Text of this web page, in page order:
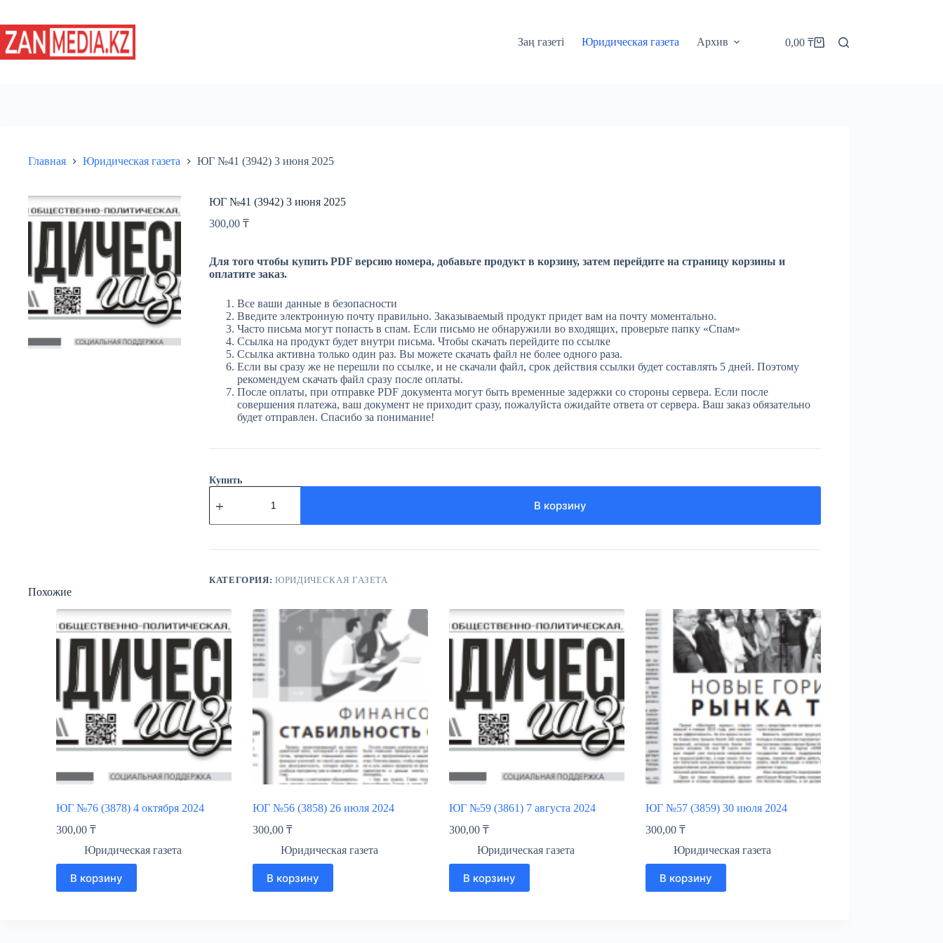
сути
Заң газеті
Юридическая газета Архив Корзина
0,00 ₸
Главная Юридическая газета ЮГ №41 (3942) 3 июня 2025
ЮГ №41 (3942) 3 июня 2025
300,00 ₸
Для того чтобы купить PDF версию номера, добавьте продукт в корзину, затем перейдите на страницу корзины и
оплатите заказ.
Все ваши данные в безопасности
Введите электронную почту правильно. Заказываемый продукт придет вам на почту моментально.
Часто письма могут попасть в спам. Если письмо не обнаружили во входящих, проверьте папку «Спам»
Ссылка на продукт будет внутри письма. Чтобы скачать перейдите по ссылке
Ссылка активна только один раз. Вы можете скачать файл не более одного раза.
Если вы сразу же не перешли по ссылке, и не скачали файл, срок действия ссылки будет составлять 5 дней. Поэтому
рекомендуем скачать файл сразу после оплаты.
После оплаты, при отправке PDF документа могут быть временные задержки со стороны сервера. Если после
совершения платежа, ваш документ не приходит сразу, пожалуйста ожидайте ответа от сервера. Ваш заказ обязательно
будет отправлен. Спасибо за понимание!
Купить
Количество
товара
№41
3
2025
В корзину
КАТЕГОРИЯ:ЮРИДИЧЕСКАЯ ГАЗЕТА
Похожие
ЮГ №76 (3878) 4 октября 2024
300,00 ₸
Юридическая газета
В корзину
ЮГ №56 (3858) 26 июля 2024
300,00 ₸
Юридическая газета
В корзину
ЮГ №59 (3861) 7 августа 2024
300,00 ₸
Юридическая газета
В корзину
ЮГ №57 (3859) 30 июля 2024
300,00 ₸
Юридическая газета
В корзину